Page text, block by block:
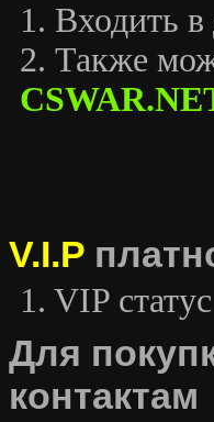
1. Входить в
2. Также
V.I.P
1. VIP
Для
контактам